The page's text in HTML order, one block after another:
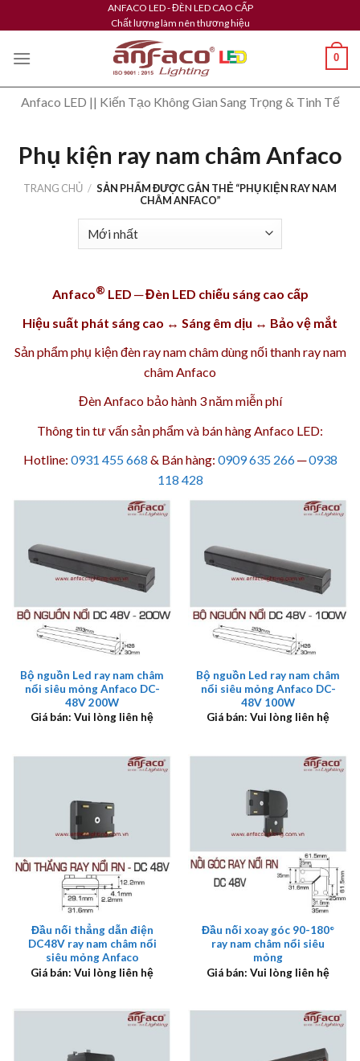
to
content
ANFACO LED - ĐÈN LED CAO CẤP
Chất lượng làm nên thương hiệu
0
Anfaco LED || Kiến Tạo Không Gian Sang Trọng & Tinh Tế
Phụ kiện ray nam châm Anfaco
TRANG CHỦ / SẢN PHẨM ĐƯỢC GẮN THẺ “PHỤ KIỆN RAY NAM
CHÂM ANFACO”
Anfaco® LED ─ Đèn LED chiếu sáng cao cấp
Hiệu suất phát sáng cao ↔ Sáng êm dịu ↔ Bảo vệ mắt
Sản phẩm phụ kiện đèn ray nam châm dùng nốithanh ray nam
châmAnfaco
Đèn Anfaco bảo hành 3 nămmiễn phí
Thông tin tư vấn sản phẩm và bán hàng Anfaco LED:
Hotline: 0931 455 668 & Bán hàng: 0909 635 266─0938
118 428
Bộ nguồn Led ray nam châm
nổi siêu mỏng Anfaco DC-
48V 200W
Giá bán: Vui lòng liên hệ
Bộ nguồn Led ray nam châm
nổi siêu mỏng Anfaco DC-
48V 100W
Giá bán: Vui lòng liên hệ
Đầu nối thẳng dẫn điện
DC48V ray nam châm nổi
siêu mỏng Anfaco
Giá bán: Vui lòng liên hệ
Đầu nối xoay góc 90-180°
ray nam châm nổi siêu
mỏng
Giá bán: Vui lòng liên hệ